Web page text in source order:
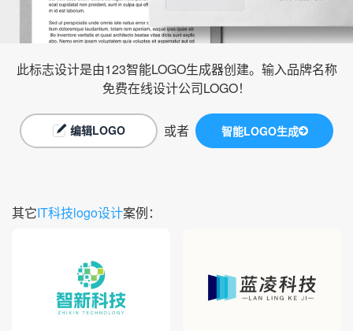
此标志设计是由123智能LOGO生成器创建。输入品牌名称
免费在线设计公司LOGO！
编辑LOGO 或者 智能LOGO生成
其它IT科技logo设计案例：